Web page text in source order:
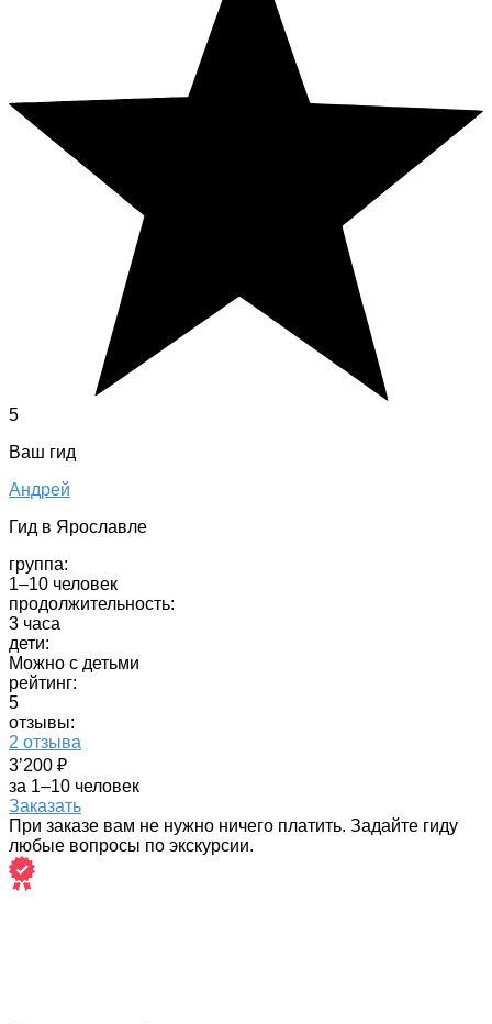
5
Ваш гид
Андрей
Гид в Ярославле
группа:
1–10 человек
продолжительность:
3 часа
дети:
Можно с детьми
рейтинг:
5
отзывы:
2 отзыва
3’200 ₽
за 1–10 человек
Заказать
При заказе вам не нужно ничего платить. Задайте гиду
любые вопросы по экскурсии.